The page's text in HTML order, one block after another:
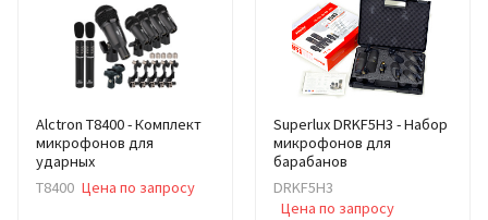
Alctron T8400 - Комплект
микрофонов для
ударных
T8400 Цена по запросу
Superlux DRKF5H3 - Набор
микрофонов для
барабанов
DRKF5H3
Цена по запросу